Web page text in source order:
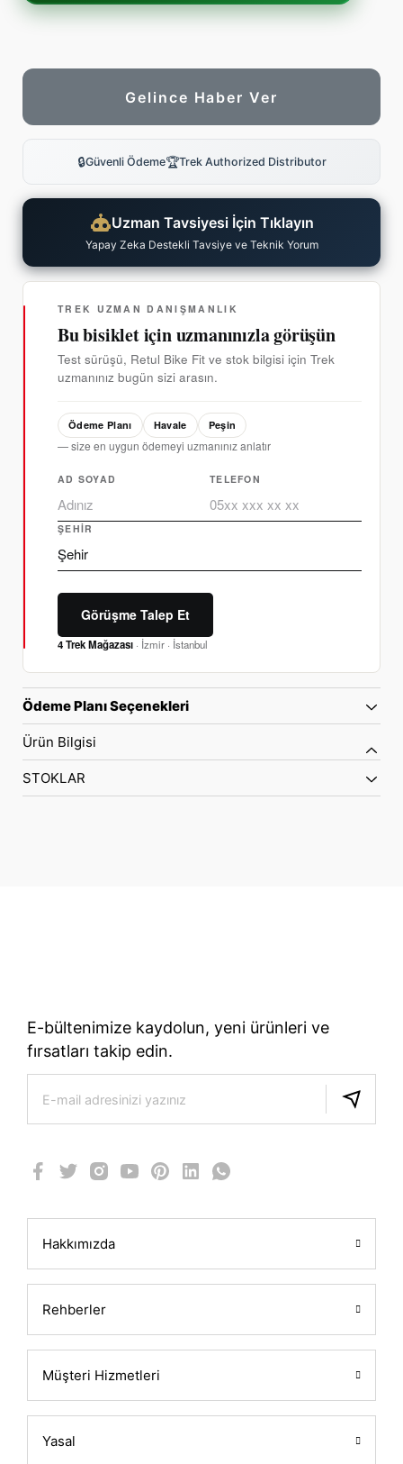
Gelince Haber Ver
🔒Güvenli Ödeme🏆Trek Authorized Distributor
Uzman Tavsiyesi İçin Tıklayın
Yapay Zeka Destekli Tavsiye ve Teknik Yorum
TREK UZMAN DANIŞMANLIK
Bu bisiklet için uzmanınızla görüşün
Test sürüşü, Retul Bike Fit ve stok bilgisi için Trek
uzmanınız bugün sizi arasın.
Ödeme Planı Havale Peşin
— size en uygun ödemeyi uzmanınız anlatır
AD SOYAD TELEFON
ŞEHIR
Görüşme Talep Et
4 Trek Mağazası · İzmir · İstanbul
Ödeme Planı Seçenekleri
Ürün Bilgisi
STOKLAR
E-bültenimize kaydolun, yeni ürünleri ve
fırsatları takip edin.
Hakkımızda
Rehberler
Müşteri Hizmetleri
Yasal